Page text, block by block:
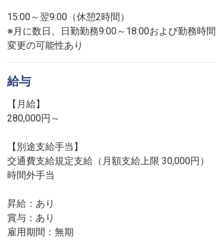
15:00～翌9:00（休憩2時間）
※月に数日、日勤勤務9:00～18:00および勤務時間
変更の可能性あり
給与
【月給】
280,000円～
【別途支給手当】
交通費支給規定支給（月額支給上限 30,000円）
時間外手当
昇給：あり
賞与：あり
雇用期間：無期